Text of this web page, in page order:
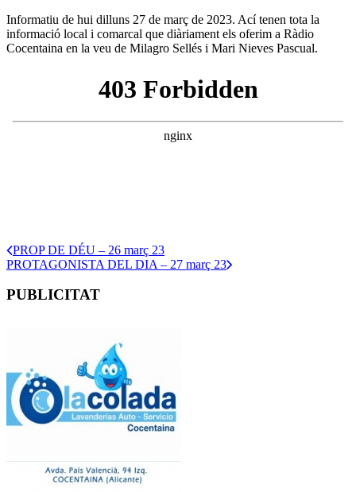
Informatiu de hui dilluns 27 de març de 2023. Ací tenen tota la
informació local i comarcal que diàriament els oferim a Ràdio
Cocentaina en la veu de Milagro Sellés i Mari Nieves Pascual.
PROP DE DÉU – 26 març 23
PROTAGONISTA DEL DIA – 27 març 23
PUBLICITAT